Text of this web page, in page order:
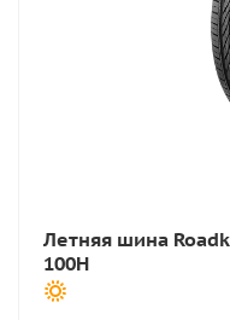
Летняя шина
100H